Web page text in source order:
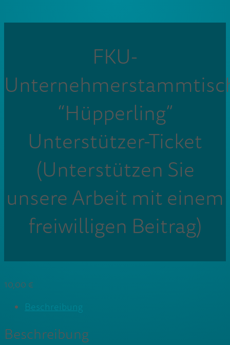
FKU-
“Hüpperling”
Unterstützer-Ticket
(Unterstützen Sie
unsere Arbeit mit einem
freiwilligen Beitrag)
10,00 €
Beschreibung
Beschreibung